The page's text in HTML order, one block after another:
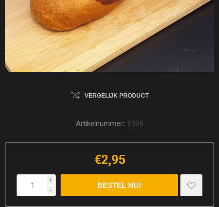
VERGELIJK PRODUCT
Artikelnummer:: 0305
€2,95
i
h